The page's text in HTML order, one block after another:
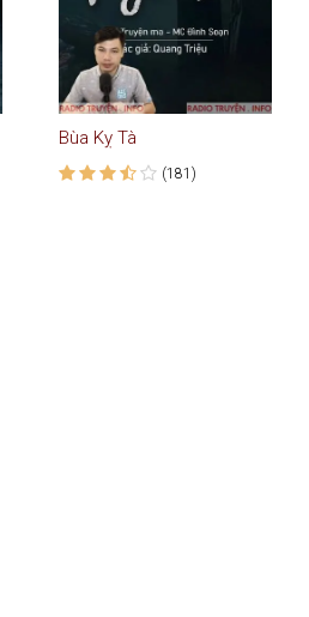
Bùa Kỵ Tà
(181)